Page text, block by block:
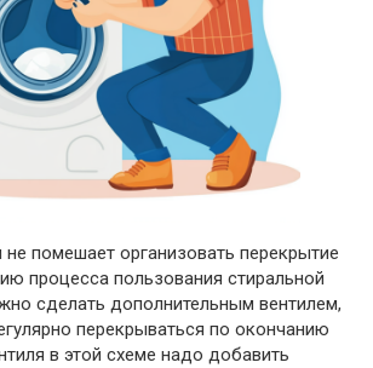
помешает организовать перекрытие
процесса пользования стиральной
сделать дополнительным вентилем,
перекрываться по окончанию
в этой схеме надо добавить